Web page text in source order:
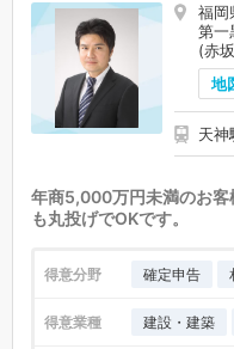
福岡
第一
(赤
地
天神
年商5,000万円未満のお客
も丸投げでOKです。
得意分野 確定申告
得意業種 建設・建築